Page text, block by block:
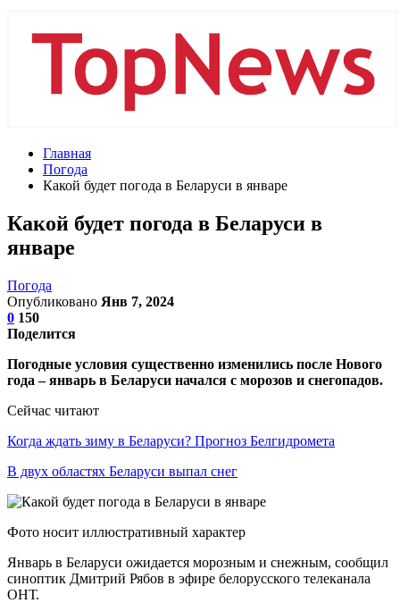
Главная
Погода
Какой будет погода в Беларуси в январе
Какой будет погода в Беларуси в
январе
Погода
Опубликовано Янв 7, 2024
0 150
Поделится
Погодные условия существенно изменились после Нового
года – январь в Беларуси начался с морозов и снегопадов.
Сейчас читают
Когда ждать зиму в Беларуси? Прогноз Белгидромета
В двух областях Беларуси выпал снег
Фото носит иллюстративный характер
Январь в Беларуси ожидается морозным и снежным, сообщил
синоптик Дмитрий Рябов в эфире белорусского телеканала
ОНТ.